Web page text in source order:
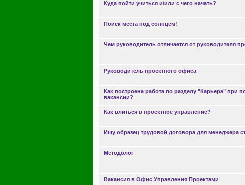
Куда пойти учиться и/или с чего начать?
Поиск места под солнцем!
Чем руководитель отличается от руководителя
Руководитель проектного офиса
Как построена работа по разделу "Карьера" при
вакансии?
Как влиться в проектное управление?
Ищу образец трудовой договора для менеджера
Методолог
Вакансия в Офис Управления Проектами